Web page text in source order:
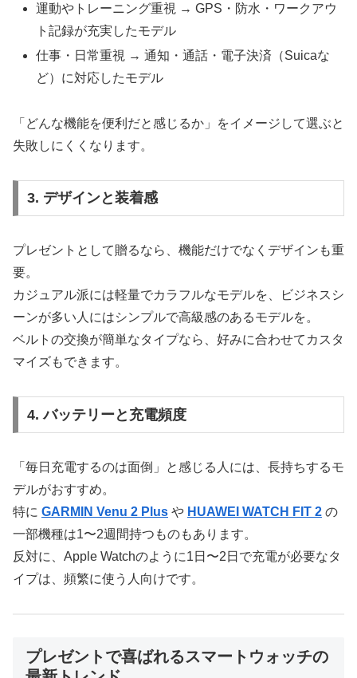
運動やトレーニング重視 → GPS・防水・ワークアウ
ト記録が充実したモデル
仕事・日常重視 → 通知・通話・電子決済（Suicaな
ど）に対応したモデル
「どんな機能を便利だと感じるか」をイメージして選ぶと
失敗しにくくなります。
3. デザインと装着感
プレゼントとして贈るなら、機能だけでなくデザインも重
要。
カジュアル派には軽量でカラフルなモデルを、ビジネスシ
ーンが多い人にはシンプルで高級感のあるモデルを。
ベルトの交換が簡単なタイプなら、好みに合わせてカスタ
マイズもできます。
4. バッテリーと充電頻度
「毎日充電するのは面倒」と感じる人には、長持ちするモ
デルがおすすめ。
特に GARMIN Venu 2 Plus や HUAWEI WATCH FIT 2 の
一部機種は1〜2週間持つものもあります。
反対に、Apple Watchのように1日〜2日で充電が必要なタ
イプは、頻繁に使う人向けです。
プレゼントで喜ばれるスマートウォッチの